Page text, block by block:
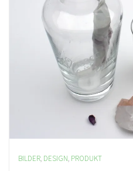
BILDER, DESIGN, PRODUKT